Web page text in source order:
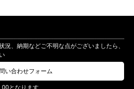
況、納期などご不明な点がございましたら、
い合わせフォーム
00となります